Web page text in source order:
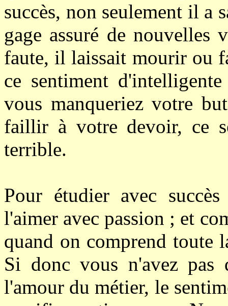
succès, non seulement il a
gage assuré de nouvelles
faute, il laissait mourir ou
ce sentiment
vous manqueriez votre
faillir à votre devoir, ce
terrible.
Pour étudier avec
l'aimer avec passion ; et
quand on comprend toute
Si donc vous n'avez pas
l'amour du métier, le